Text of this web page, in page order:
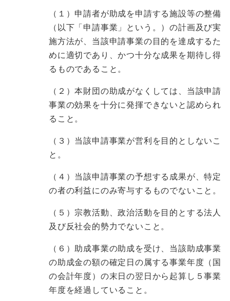
（１）申請者が助成を申請する施設等の整備
（以下「申請事業」という。）の計画及び実
施方法が、当該申請事業の目的を達成するた
めに適切であり、かつ十分な成果を期待し得
るものであること。
（２）本財団の助成がなくしては、当該申請
事業の効果を十分に発揮できないと認められ
ること。
（３）当該申請事業が営利を目的としないこ
と。
（４）当該申請事業の予想する成果が、特定
の者の利益にのみ寄与するものでないこと。
（５）宗教活動、政治活動を目的とする法人
及び反社会的勢力でないこと。
（６）助成事業の助成を受け、当該助成事業
の助成金の額の確定日の属する事業年度（国
の会計年度）の末日の翌日から起算し５事業
年度を経過していること。